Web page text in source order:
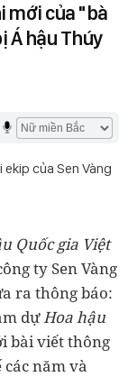
mới của "bà
Á hậu Thúy
của Sen Vàng
Quốc gia Việt
ty Sen Vàng
ra thông báo:
dựHoa hậu
bài viết thông
năm và